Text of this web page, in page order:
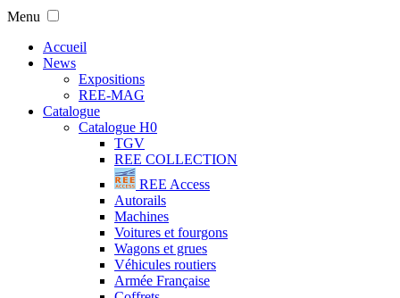
Menu
Accueil
News
Expositions
REE-MAG
Catalogue
Catalogue H0
TGV
REE COLLECTION
REE Access
Autorails
Machines
Voitures et fourgons
Wagons et grues
Véhicules routiers
Armée Française